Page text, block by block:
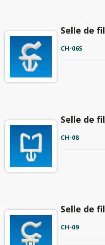
Selle de fil
CH-06S
Selle de fil
CH-08
Selle de fil
CH-09